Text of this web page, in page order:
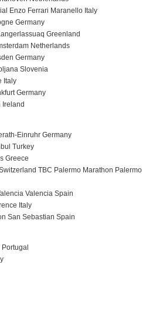
Enzo Ferrari Maranello Italy
Germany
Greenland
Netherlands
Germany
Slovenia
Italy
Germany
Ireland
Einruhr Germany
Turkey
Greece
TBC Palermo Marathon Palermo
Valencia Spain
Italy
San Sebastian Spain